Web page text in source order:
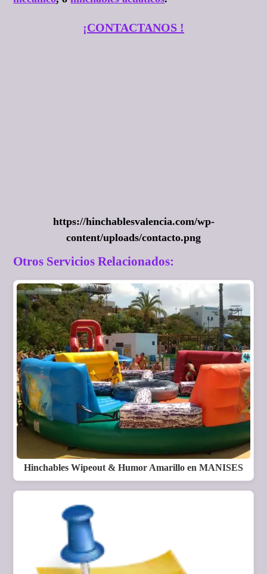
¡CONTACTANOS !
https://hinchablesvalencia.com/wp-
content/uploads/contacto.png
Otros Servicios Relacionados:
Hinchables Wipeout & Humor Amarillo en MANISES